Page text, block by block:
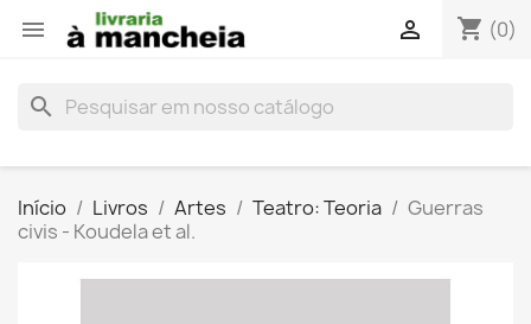
 shopping_cart (0)

search
Início Livros Artes Teatro: Teoria
Guerras
civis - Koudela et al.